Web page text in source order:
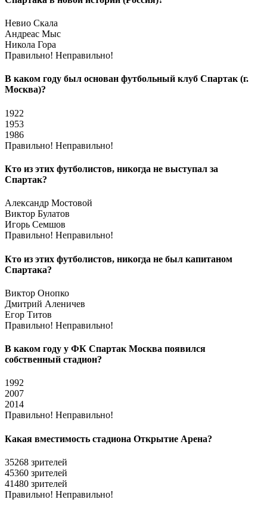
Невио Скала
Андреас Мыс
Никола Гора
Правильно! Неправильно!
В каком году был основан футбольный клуб Спартак (г.
Москва)?
1922
1953
1986
Правильно! Неправильно!
Кто из этих футболистов, никогда не выступал за
Спартак?
Александр Мостовой
Виктор Булатов
Игорь Семшов
Правильно! Неправильно!
Кто из этих футболистов, никогда не был капитаном
Спартака?
Виктор Онопко
Дмитрий Аленичев
Егор Титов
Правильно! Неправильно!
В каком году у ФК Спартак Москва появился
собственный стадион?
1992
2007
2014
Правильно! Неправильно!
Какая вместимость стадиона Открытие Арена?
35268 зрителей
45360 зрителей
41480 зрителей
Правильно! Неправильно!